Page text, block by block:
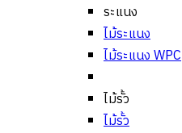
ระแนง
ไม้ระแนง
ไม้ระแนง WPC
ไม้รั้ว
ไม้รั้ว